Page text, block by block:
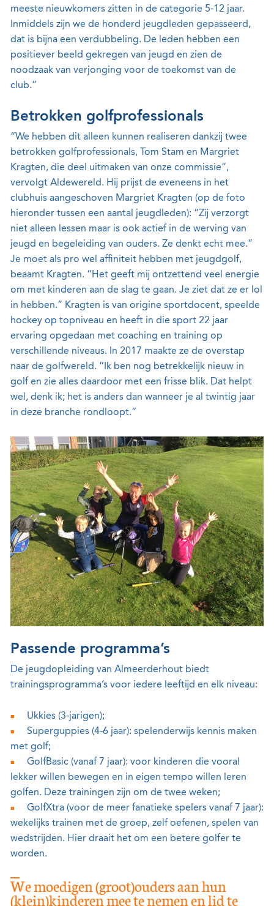
meeste nieuwkomers zitten in de categorie 5-12 jaar.
Inmiddels zijn we de honderd jeugdleden gepasseerd,
dat is bijna een verdubbeling. De leden hebben een
positiever beeld gekregen van jeugd en zien de
noodzaak van verjonging voor de toekomst van de
club.”
Betrokken golfprofessionals
“We hebben dit alleen kunnen realiseren dankzij twee
betrokken golfprofessionals, Tom Stam en Margriet
Kragten, die deel uitmaken van onze commissie”,
vervolgt Aldewereld. Hij prijst de eveneens in het
clubhuis aangeschoven Margriet Kragten (op de foto
hieronder tussen een aantal jeugdleden): “Zij verzorgt
niet alleen lessen maar is ook actief in de werving van
jeugd en begeleiding van ouders. Ze denkt echt mee.”
Je moet als pro wel affiniteit hebben met jeugdgolf,
beaamt Kragten. “Het geeft mij ontzettend veel energie
om met kinderen aan de slag te gaan. Je ziet dat ze er lol
in hebben.” Kragten is van origine sportdocent, speelde
hockey op topniveau en heeft in die sport 22 jaar
ervaring opgedaan met coaching en training op
verschillende niveaus. In 2017 maakte ze de overstap
naar de golfwereld. “Ik ben nog betrekkelijk nieuw in
golf en zie alles daardoor met een frisse blik. Dat helpt
wel, denk ik; het is anders dan wanneer je al twintig jaar
in deze branche rondloopt.”
Passende programma’s
De jeugdopleiding van Almeerderhout biedt
trainingsprogramma’s voor iedere leeftijd en elk niveau:
Ukkies (3-jarigen);
Superguppies (4-6 jaar): spelenderwijs kennis maken
met golf;
GolfBasic (vanaf 7 jaar): voor kinderen die vooral
lekker willen bewegen en in eigen tempo willen leren
golfen. Deze trainingen zijn om de twee weken;
GolfXtra (voor de meer fanatieke spelers vanaf 7 jaar):
wekelijks trainen met de groep, zelf oefenen, spelen van
wedstrijden. Hier draait het om een betere golfer te
worden.
We moedigen (groot)ouders aan hun
(klein)kinderen mee te nemen en lid te